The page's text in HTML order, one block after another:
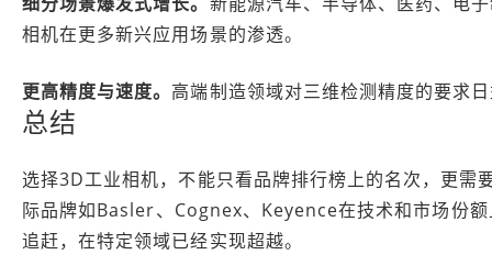
相机在更多新兴应用场景的渗透。
更高精度与速度。 高端制造领域对三维检测精度的要求
总结
选择3D工业相机，不能只看品牌排行榜上的名次，更
际品牌如Basler、Cognex、Keyence在技术和市场份
追赶，在特定领域已经实现超越。